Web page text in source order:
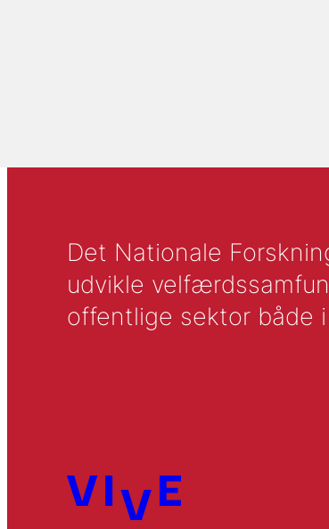
Det Nationale
udvikle
offentlige sektor både